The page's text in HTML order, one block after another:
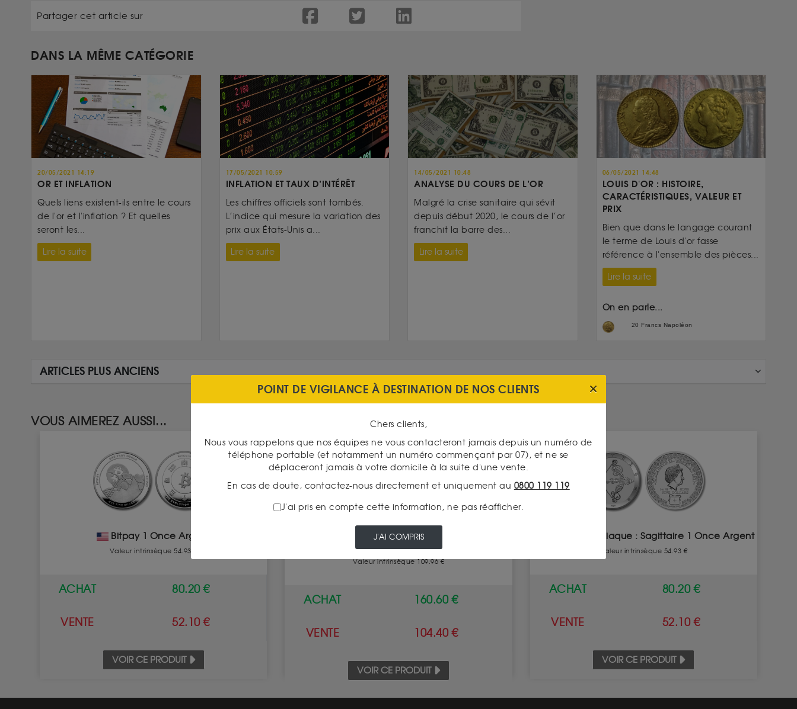
Partager cet article sur
DANS LA MÊME CATÉGORIE
20/05/2021 14:19
OR ET INFLATION
Quels liens existent-ils entre le cours
de l'or et l'inflation ? Et quelles
seront les...
Lire la suite
17/05/2021 10:59
INFLATION ET TAUX D’INTÉRÊT
Les chiffres officiels sont tombés.
L’indice qui mesure la variation des
prix aux États-Unis a...
Lire la suite
14/05/2021 10:48
ANALYSE DU COURS DE L’OR
Malgré la crise sanitaire qui sévit
depuis début 2020, le cours de l’or
franchit la barre des...
Lire la suite
06/05/2021 14:48
LOUIS D'OR : HISTOIRE,
CARACTÉRISTIQUES, VALEUR ET
PRIX
Bien que dans le langage courant
le terme de Louis d'or fasse
référence à l'ensemble des pièces...
Lire la suite
On en parle...
20 Francs Napoléon
ARTICLES PLUS ANCIENS
VOUS AIMEREZ AUSSI...
Bitpay 1 Once Argent
Valeur intrinsèque 54.93 €
ACHAT 80.20 €
VENTE 52.10 €
VOIR CE PRODUIT
INDISPONIBLE
Royal Tudor Beasts : Le Taureau noir du Duché de
Clarence 2 Onces
Valeur intrinsèque 109.96 €
ACHAT 160.60 €
VENTE 104.40 €
VOIR CE PRODUIT
INDISPONIBLE
Signe du Zodiaque : Sagittaire 1 Once Argent
Valeur intrinsèque 54.93 €
ACHAT 80.20 €
VENTE 52.10 €
VOIR CE PRODUIT
POINT DE VIGILANCE À DESTINATION DE NOS CLIENTS
Chers clients,
Nous vous rappelons que nos équipes ne vous contacteront jamais depuis un numéro de
téléphone portable (et notamment un numéro commençant par 07), et ne se
déplaceront jamais à votre domicile à la suite d'une vente.
En cas de doute, contactez-nous directement et uniquement au 0800 119 119
J'ai pris en compte cette information, ne pas réafficher.
J'AI COMPRIS